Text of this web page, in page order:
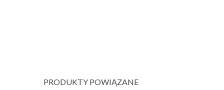
PRODUKTY POWIĄZANE